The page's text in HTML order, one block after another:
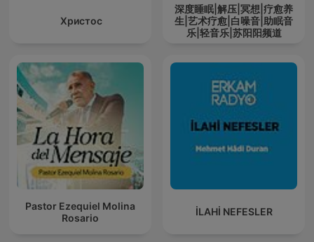
Христос
深度睡眠|解压|冥想|疗愈养
生|艺术疗愈|白噪音|助眠音
乐|轻音乐|苏阳阳频道
Pastor Ezequiel Molina
Rosario
İLAHİ NEFESLER